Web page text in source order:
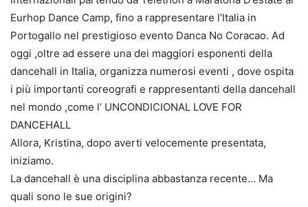
Eurhop Dance Camp, fino a rappresentare l’Italia in
Portogallo nel prestigioso evento Danca No Coracao. Ad
oggi ,oltre ad essere una dei maggiori esponenti della
dancehall in Italia, organizza numerosi eventi , dove ospita
i più importanti coreografi e rappresentanti della dancehall
nel mondo ,come l’ UNCONDICIONAL LOVE FOR
DANCEHALL
Allora, Kristina, dopo averti velocemente presentata,
iniziamo.
La dancehall è una disciplina abbastanza recente… Ma
quali sono le sue origini?